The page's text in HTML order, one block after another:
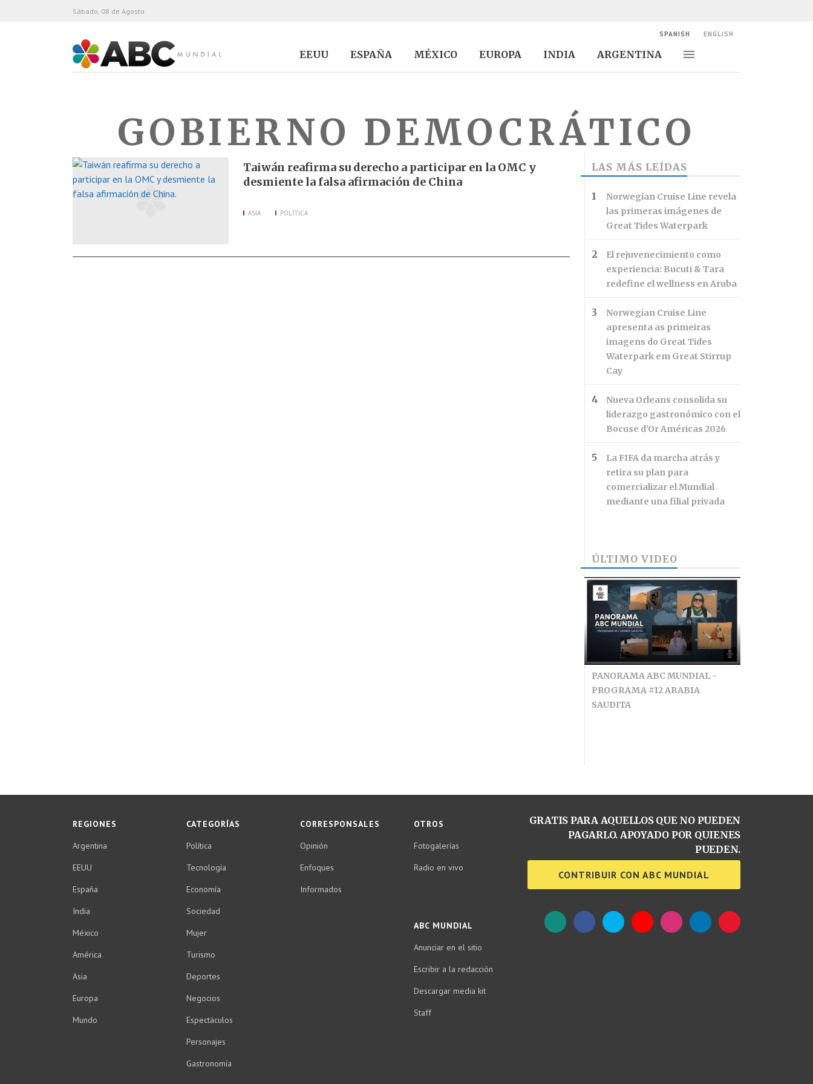
ABC Mundial
EEUU ESPAÑA MÉXICO EUROPA INDIA ARGENTINA
Alternar
Sábado, 08 de Agosto
SPANISH ENGLISH
GOBIERNO DEMOCRÁTICO
Taiwán reafirma su derecho a participar en la OMC y
desmiente la falsa afirmación de China
ASIA POLÍTICA
LAS MÁS LEÍDAS
Norwegian Cruise Line revela
las primeras imágenes de
Great Tides Waterpark
El rejuvenecimiento como
experiencia: Bucuti & Tara
redefine el wellness en Aruba
Norwegian Cruise Line
apresenta as primeiras
imagens do Great Tides
Waterpark em Great Stirrup
Cay
Nueva Orleans consolida su
liderazgo gastronómico con el
Bocuse d'Or Américas 2026
La FIFA da marcha atrás y
retira su plan para
comercializar el Mundial
mediante una filial privada
ÚLTIMO VIDEO
PANORAMA ABC MUNDIAL -
PROGRAMA #12 ARABIA
SAUDITA
REGIONES
Argentina
EEUU
España
India
México
América
Asia
Europa
Mundo
CATEGORÍAS
Política
Tecnología
Economía
Sociedad
Mujer
Turismo
Deportes
Negocios
Espectáculos
Personajes
Gastronomía
CORRESPONSALES
Opinión
Enfoques
Informados
OTROS
Fotogalerías
Radio en vivo
ABC MUNDIAL
Anunciar en el sitio
Escribir a la redacción
Descargar media kit
Staff
GRATIS PARA AQUELLOS QUE NO PUEDEN
PAGARLO. APOYADO POR QUIENES
PUEDEN.
CONTRIBUIR CON ABC MUNDIAL